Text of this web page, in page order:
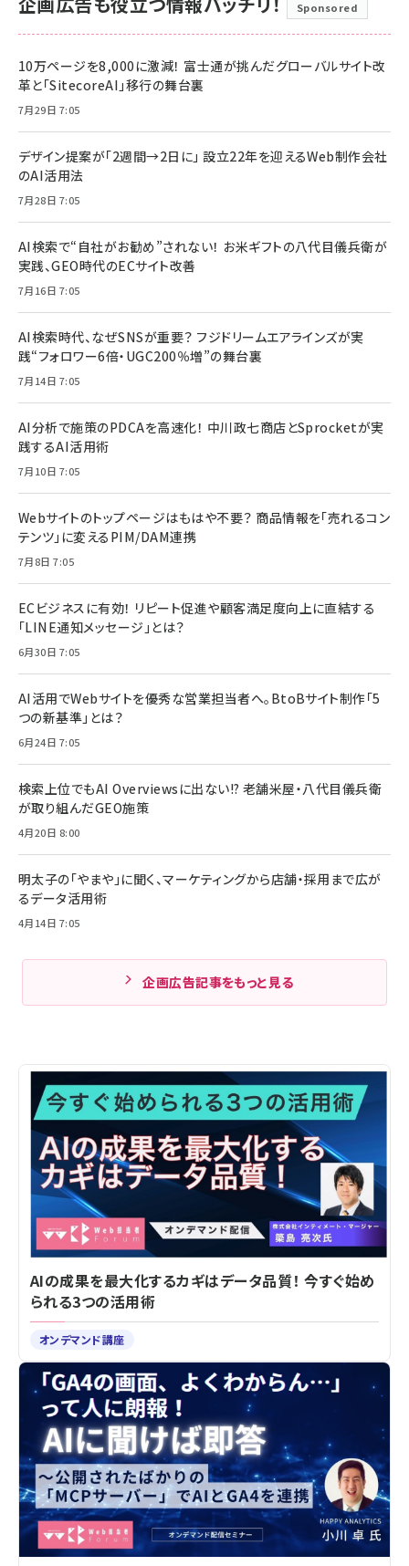
Sponsored
10万ページを8,000に激減！ 富士通が挑んだグローバルサイト改
革と「SitecoreAI」移行の舞台裏
7月29日 7:05
デザイン提案が「2週間→2日に」 設立22年を迎えるWeb制作会社
のAI活用法
7月28日 7:05
AI検索で“自社がお勧め”されない！ お米ギフトの八代目儀兵衛が
実践、GEO時代のECサイト改善
7月16日 7:05
AI検索時代、なぜSNSが重要？ フジドリームエアラインズが実
践“フォロワー6倍・UGC200％増”の舞台裏
7月14日 7:05
AI分析で施策のPDCAを高速化！ 中川政七商店とSprocketが実
践するAI活用術
7月10日 7:05
Webサイトのトップページはもはや不要？ 商品情報を「売れるコン
テンツ」に変えるPIM/DAM連携
7月8日 7:05
ECビジネスに有効！ リピート促進や顧客満足度向上に直結する
「LINE通知メッセージ」とは？
6月30日 7:05
AI活用でWebサイトを優秀な営業担当者へ。BtoBサイト制作「5
つの新基準」とは？
6月24日 7:05
検索上位でもAI Overviewsに出ない!? 老舗米屋・八代目儀兵衛
が取り組んだGEO施策
4月20日 8:00
明太子の「やまや」に聞く、マーケティングから店舗・採用まで広が
るデータ活用術
4月14日 7:05
企画広告記事をもっと見る
AIの成果を最大化するカギはデータ品質！ 今すぐ始め
られる3つの活用術
オンデマンド講座